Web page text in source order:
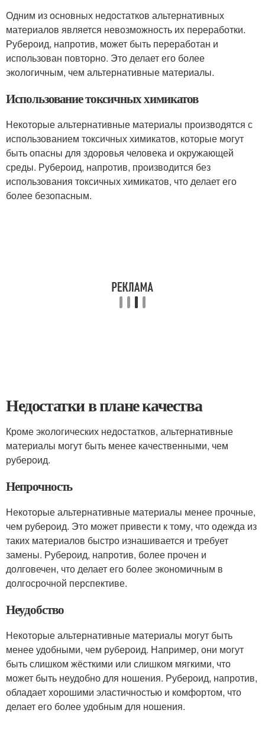
Одним из основных недостатков альтернативных
материалов является невозможность их переработки.
Рубероид, напротив, может быть переработан и
использован повторно. Это делает его более
экологичным, чем альтернативные материалы.
Использование токсичных химикатов
Некоторые альтернативные материалы производятся с
использованием токсичных химикатов, которые могут
быть опасны для здоровья человека и окружающей
среды. Рубероид, напротив, производится без
использования токсичных химикатов, что делает его
более безопасным.
Недостатки в плане качества
Кроме экологических недостатков, альтернативные
материалы могут быть менее качественными, чем
рубероид.
Непрочность
Некоторые альтернативные материалы менее прочные,
чем рубероид. Это может привести к тому, что одежда из
таких материалов быстро изнашивается и требует
замены. Рубероид, напротив, более прочен и
долговечен, что делает его более экономичным в
долгосрочной перспективе.
Неудобство
Некоторые альтернативные материалы могут быть
менее удобными, чем рубероид. Например, они могут
быть слишком жёсткими или слишком мягкими, что
может быть неудобно для ношения. Рубероид, напротив,
обладает хорошими эластичностью и комфортом, что
делает его более удобным для ношения.